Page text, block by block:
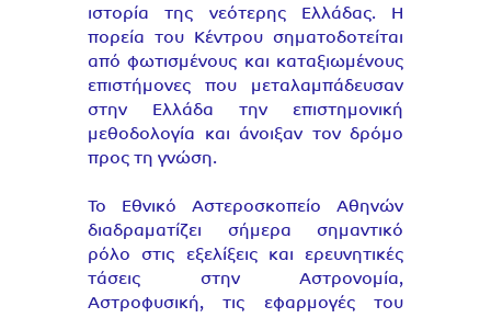
ιστορία της νεότερης Ελλάδας. Η
πορεία του Κέντρου σηματοδοτείται
από φωτισμένους και καταξιωμένους
επιστήμονες που μεταλαμπάδευσαν
στην Ελλάδα την επιστημονική
μεθοδολογία και άνοιξαν τον δρόμο
προς τη γνώση.
Το Εθνικό Αστεροσκοπείο Αθηνών
διαδραματίζει σήμερα σημαντικό
ρόλο στις εξελίξεις και ερευνητικές
τάσεις στην Αστρονομία,
Αστροφυσική, τις εφαρμογές του